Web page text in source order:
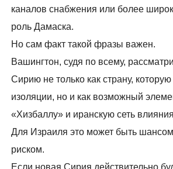
каналов снабжения или более
роль Дамаска.
Но сам факт такой фразы важен.
Вашингтон, судя по всему,
Сирию не только как страну,
изоляции, но и как возможный
«Хизбаллу» и иранскую сеть
Для Израиля это может быть
риском.